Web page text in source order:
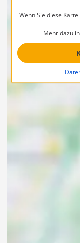
Wenn Sie diese
Mehr dazu